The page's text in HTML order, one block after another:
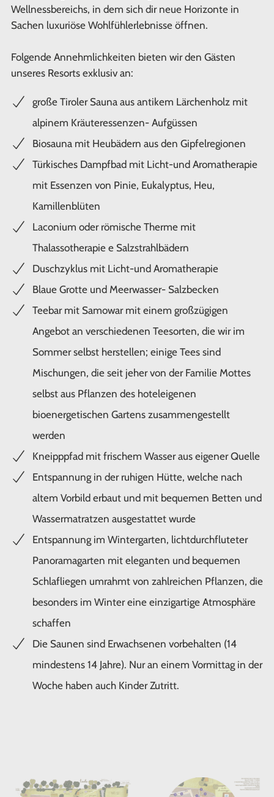
Wellnessbereichs, in dem sich dir neue Horizonte in
Sachen luxuriöse Wohlfühlerlebnisse öffnen.
Folgende Annehmlichkeiten bieten wir den Gästen
unseres Resorts exklusiv an:
große Tiroler Sauna aus antikem Lärchenholz mit
alpinem Kräuteressenzen- Aufgüssen
Biosauna mit Heubädern aus den Gipfelregionen
Türkisches Dampfbad mit Licht-und Aromatherapie
mit Essenzen von Pinie, Eukalyptus, Heu,
Kamillenblüten
Laconium oder römische Therme mit
Thalassotherapie e Salzstrahlbädern
Duschzyklus mit Licht-und Aromatherapie
Blaue Grotte und Meerwasser- Salzbecken
Teebar mit Samowar mit einem großzügigen
Angebot an verschiedenen Teesorten, die wir im
Sommer selbst herstellen; einige Tees sind
Mischungen, die seit jeher von der Familie Mottes
selbst aus Pflanzen des hoteleigenen
bioenergetischen Gartens zusammengestellt
werden
Kneipppfad mit frischem Wasser aus eigener Quelle
Entspannung in der ruhigen Hütte, welche nach
altem Vorbild erbaut und mit bequemen Betten und
Wassermatratzen ausgestattet wurde
Entspannung im Wintergarten, lichtdurchfluteter
Panoramagarten mit eleganten und bequemen
Schlafliegen umrahmt von zahlreichen Pflanzen, die
besonders im Winter eine einzigartige Atmosphäre
schaffen
Die Saunen sind Erwachsenen vorbehalten (14
mindestens 14 Jahre). Nur an einem Vormittag in der
Woche haben auch Kinder Zutritt.